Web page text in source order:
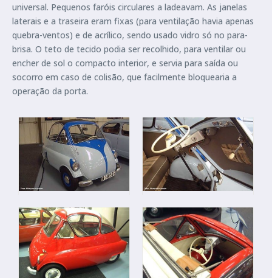
universal. Pequenos faróis circulares a ladeavam. As janelas
laterais e a traseira eram fixas (para ventilação havia apenas
quebra-ventos) e de acrílico, sendo usado vidro só no para-
brisa. O teto de tecido podia ser recolhido, para ventilar ou
encher de sol o compacto interior, e servia para saída ou
socorro em caso de colisão, que facilmente bloquearia a
operação da porta.